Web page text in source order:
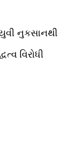
નુકસાનથી
વિરોધી